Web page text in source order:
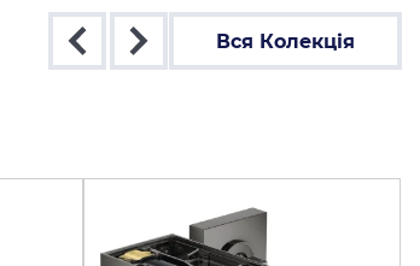
Вся Колекція